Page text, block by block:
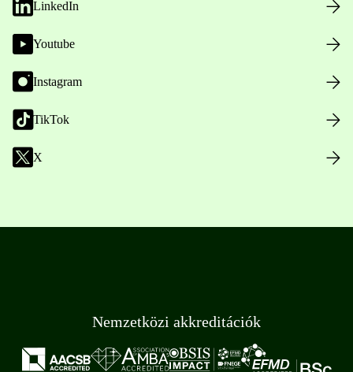
LinkedIn
Youtube
Instagram
TikTok
X
Nemzetközi akkreditációk